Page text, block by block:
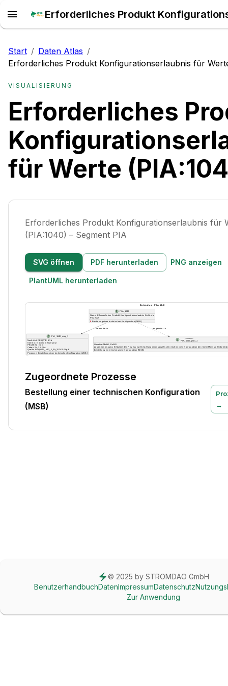
Start / Daten Atlas /
Erforderliches Produkt Konfigurationserlaubnis für
VISUALISIERUNG
Erforderliches
für Werte
Erforderliches Produkt Konfigurationserlaubnis für
(PIA:1040) – Segment PIA
SVG öffnen PDF herunterladen PNG anzeigen
PlantUML herunterladen
Zugeordnete Prozesse
Bestellung einer technischen Konfiguration
(MSB)
→
© 2025 by STROMDAO GmbH
BenutzerhandbuchDatenImpressumDatenschutz
Zur Anwendung